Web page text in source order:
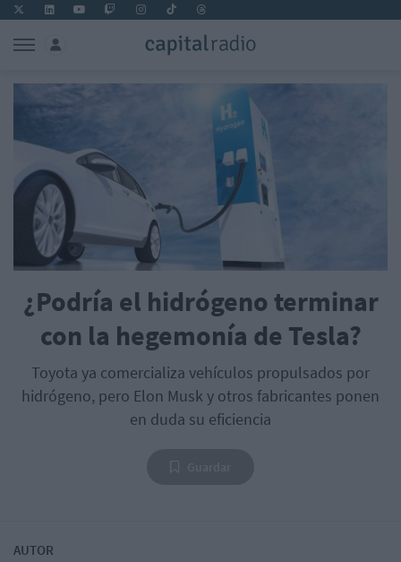
¿Podría el hidrógeno terminar
con la hegemonía de Tesla?
Toyota ya comercializa vehículos propulsados por
hidrógeno, pero Elon Musk y otros fabricantes ponen
en duda su eficiencia
AUTOR